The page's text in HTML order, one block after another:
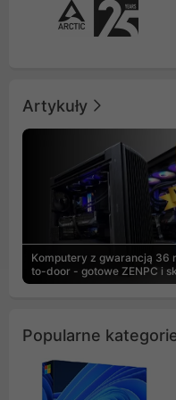
Artykuły
Komputery z gwarancją 36
to-door - gotowe ZENPC i
Popularne